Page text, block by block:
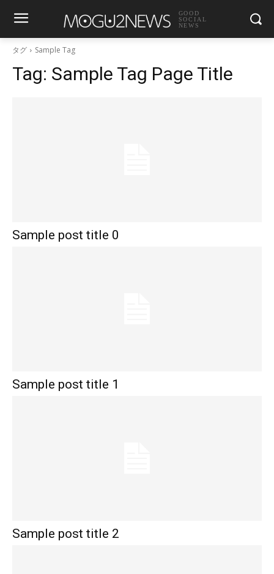
GOOD
SOCIAL
NEWS
タグ Sample Tag
Tag: Sample Tag Page Title
Sample post title 0
Sample post title 1
Sample post title 2